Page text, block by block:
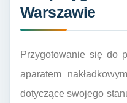
Warszawie
Przygotowanie się do
aparatem
dotyczące swojego